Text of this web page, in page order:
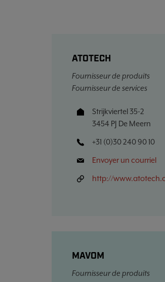
ATOTECH
Fournisseur de produits
Fournisseur de services
Strijkviertel 35-2
3454 PJ De Meern
+31 (0)30 240 90 10
Envoyer un courriel
http://
MAVOM
Fournisseur de produits